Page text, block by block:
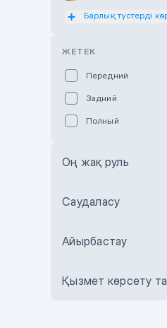
Оранжевый
Зеленый
Бежевый
Комбинированный
Барлық түстерді
ЖЕТЕК
Передний
Задний
Полный
Оң жақ руль
Саудаласу
Айырбастау
Қызмет көрсету